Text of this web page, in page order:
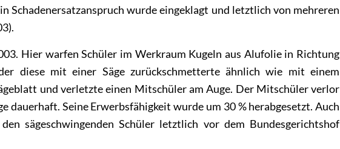
Schadenersatzanspruch wurde eingeklagt und letztlich von mehreren
).
Hier warfen Schüler im Werkraum Kugeln aus Alufolie in Richtung
diese mit einer Säge zurückschmetterte ähnlich wie mit einem
und verletzte einen Mitschüler am Auge. Der Mitschüler verlor
dauerhaft. Seine Erwerbsfähigkeit wurde um 30 % herabgesetzt. Auch
sägeschwingenden Schüler letztlich vor dem Bundesgerichtshof